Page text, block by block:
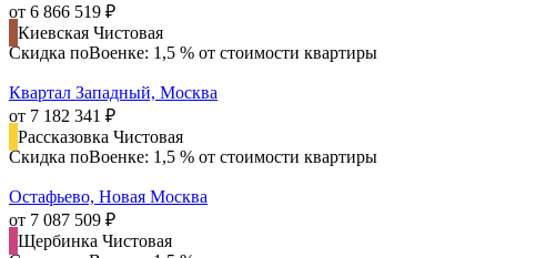
от 6 866 519 ₽
Киевская Чистовая
Скидка поВоенке: 1,5 % от стоимости квартиры
Квартал Западный, Москва
от 7 182 341 ₽
Рассказовка Чистовая
Скидка поВоенке: 1,5 % от стоимости квартиры
Остафьево, Новая Москва
от 7 087 509 ₽
Щербинка Чистовая